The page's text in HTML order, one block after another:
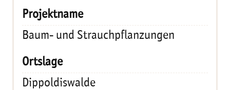
Baum- und Strauchpflanzungen
Dippoldiswalde